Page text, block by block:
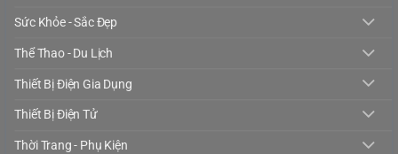
Sức Khỏe - Sắc Đẹp
Thể Thao - Du Lịch
Thiết Bị Điện Gia Dụng
Thiết Bị Điện Tử
Thời Trang - Phụ Kiện